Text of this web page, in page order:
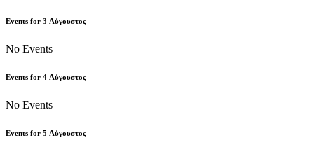
Events for 3 Αύγουστος
No Events
Events for 4 Αύγουστος
No Events
Events for 5 Αύγουστος